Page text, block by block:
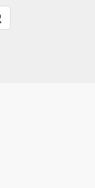
Zoeken